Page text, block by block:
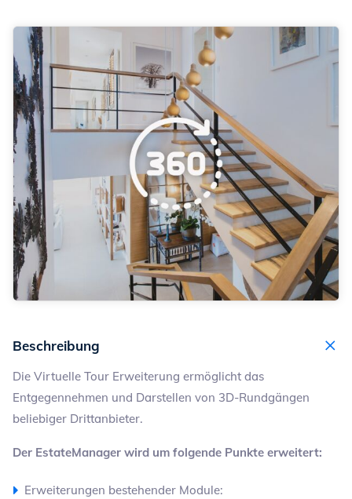
Beschreibung
Die Virtuelle Tour Erweiterung ermöglicht das
Entgegennehmen und Darstellen von 3D-Rundgängen
beliebiger Drittanbieter.
Der EstateManager wird um folgende Punkte erweitert:
Erweiterungen bestehender Module: